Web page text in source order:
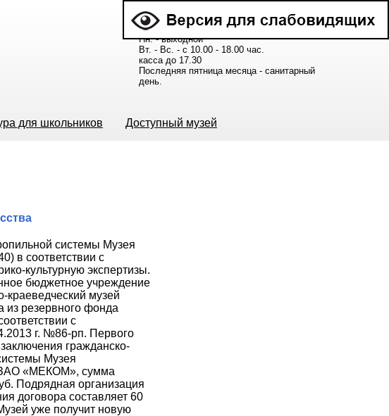
Расписание работы музея:
Пн. - выходной
Вт. - Вс. - с 10.00 - 18.00 час.
касса до 17.30
Последняя пятница месяца - санитарный
день.
для школьников Доступный музей
системы Музея
в соответствии с
культурную экспертизы.
бюджетное учреждение
краеведческий музей
из резервного фонда
с
г. №86-рп. Первого
гражданско-
Музея
ЗАО «МЕКОМ», сумма
Подрядная организация
договора составляет 60
уже получит новую